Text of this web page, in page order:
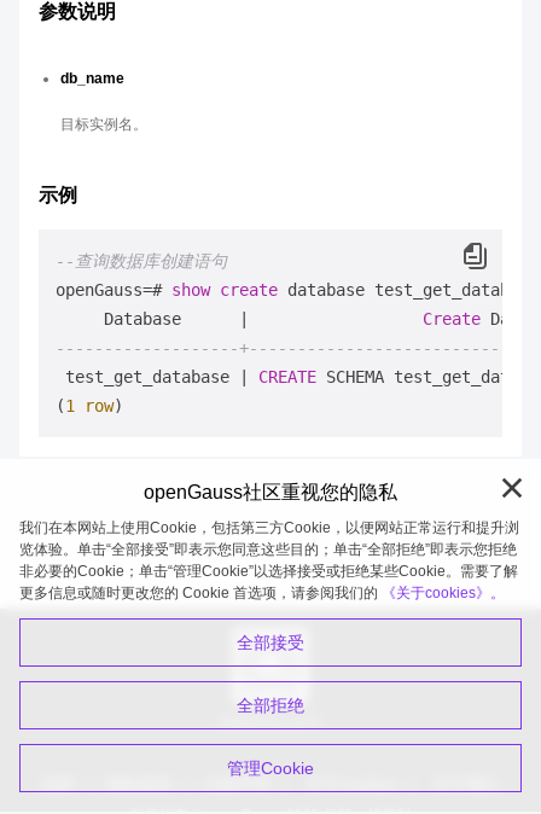
参数说明
db_name
目标实例名。
示例
--查询数据库创建语句
openGauss=# show create database
     Database
Create
-------------------
test_get_database
CREATE SCHEMA
(1 row
openGauss 2026-08-08 20:27:21
openGauss社区重视您的隐私
我们在本网站上使用Cookie，包括第三方Cookie，以便网站正常运行和提升浏
览体验。单击“全部接受”即表示您同意这些目的；单击“全部拒绝”即表示您拒绝
非必要的Cookie；单击“管理Cookie”以选择接受或拒绝某些Cookie。需要了解
更多信息或随时更改您的 Cookie 首选项，请参阅我们的
《关于cookies》。
全部接受
全部拒绝
管理Cookie